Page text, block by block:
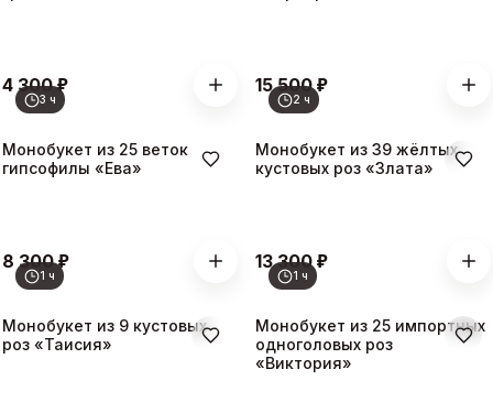
4 300 ₽ 15 500 ₽
3 ч
Монобукет из 25 веток
гипсофилы «Ева»
8 300 ₽
2 ч
Монобукет из 39 жёлтых
кустовых роз «Злата»
13 300 ₽
1 ч
Монобукет из 9 кустовых
роз «Таисия»
1 ч
Монобукет из 25 импортных
одноголовых роз
«Виктория»